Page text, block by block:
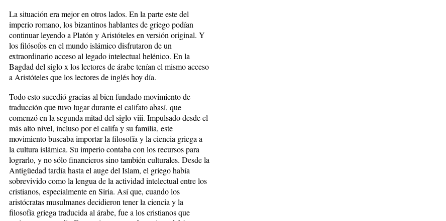
La situación era mejor en otros lados. En la parte este del
imperio romano, los bizantinos hablantes de griego podían
continuar leyendo a Platón y Aristóteles en versión original. Y
los filósofos en el mundo islámico disfrutaron de un
extraordinario acceso al legado intelectual helénico. En la
Bagdad del siglo x los lectores de árabe tenían el mismo acceso
a Aristóteles que los lectores de inglés hoy día.
Todo esto sucedió gracias al bien fundado movimiento de
traducción que tuvo lugar durante el califato abasí, que
comenzó en la segunda mitad del siglo viii. Impulsado desde el
más alto nivel, incluso por el califa y su familia, este
movimiento buscaba importar la filosofía y la ciencia griega a
la cultura islámica. Su imperio contaba con los recursos para
lograrlo, y no sólo financieros sino también culturales. Desde la
Antigüedad tardía hasta el auge del Islam, el griego había
sobrevivido como la lengua de la actividad intelectual entre los
cristianos, especialmente en Siria. Así que, cuando los
aristócratas musulmanes decidieron tener la ciencia y la
filosofía griega traducida al árabe, fue a los cristianos que